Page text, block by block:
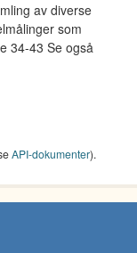
av diverse
som
34-43 Se også
API-dokumenter).